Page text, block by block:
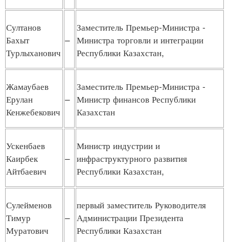
Султанов
Бахыт
Турлыханович
–
Заместитель Премьер-Министра -
Министра торговли и интеграции
Республики Казахстан,
Жамаубаев
Ерулан
Кенжебекович
–
Заместитель Премьер-Министра -
Министр финансов Республики
Казахстан
Ускенбаев
Каирбек
Айтбаевич
–
Министр индустрии и
инфраструктурного развития
Республики Казахстан,
Сулейменов
Тимур
Муратович
–
первый заместитель Руководителя
Администрации Президента
Республики Казахстан